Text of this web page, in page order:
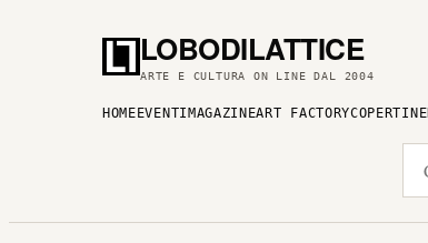
LOBODILATTICE
ARTE E CULTURA ON LINE DAL 2004
HOME EVENTI MAGAZINEART FACTORYCOPERTINE